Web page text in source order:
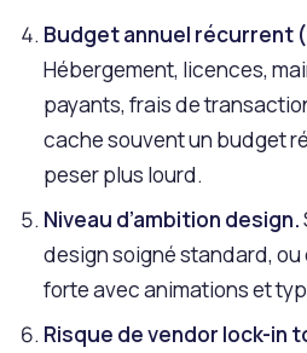
Budget annuel récurrent
Hébergement, licences,
payants, frais de
cache souvent un budget
peser plus lourd.
Niveau d’ambition design.
design soigné standard,
forte avec animations et
Risque de vendor lock-in